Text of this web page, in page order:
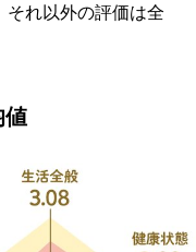
それ以外の評価は全
値